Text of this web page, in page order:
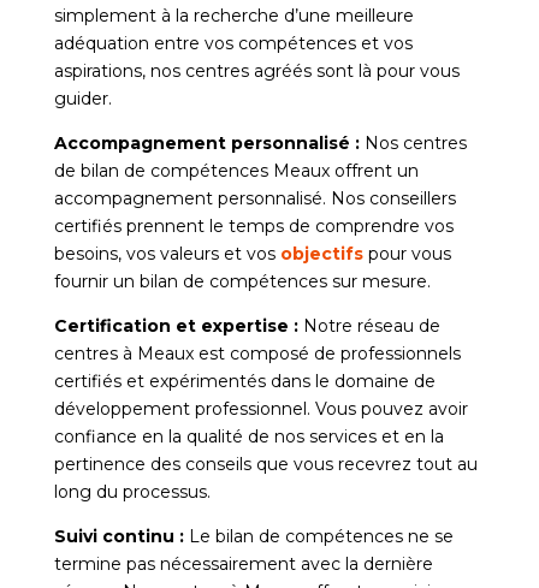
simplement à la recherche d’une meilleure
adéquation entre vos compétences et vos
aspirations, nos centres agréés sont là pour vous
guider.
Accompagnement personnalisé : Nos centres
de bilan de compétences Meaux offrent un
accompagnement personnalisé. Nos conseillers
certifiés prennent le temps de comprendre vos
besoins, vos valeurs et vos objectifs pour vous
fournir un bilan de compétences sur mesure.
Certification et expertise : Notre réseau de
centres à Meaux est composé de professionnels
certifiés et expérimentés dans le domaine de
développement professionnel. Vous pouvez avoir
confiance en la qualité de nos services et en la
pertinence des conseils que vous recevrez tout au
long du processus.
Suivi continu :Le bilan de compétences ne se
termine pas nécessairement avec la dernière